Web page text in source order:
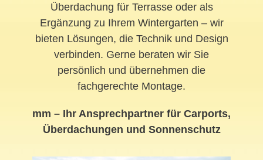
Überdachung für Terrasse oder als
Ergänzung zu Ihrem Wintergarten – wir
bieten Lösungen, die Technik und Design
verbinden. Gerne beraten wir Sie
persönlich und übernehmen die
fachgerechte Montage.
mm – Ihr Ansprechpartner für Carports,
Überdachungen und Sonnenschutz